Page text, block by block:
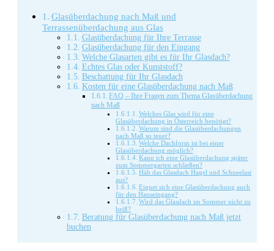
Glasüberdachung nach Maß und
Terrassenüberdachung aus Glas
Glasüberdachung für Ihre Terrasse
Glasüberdachung für den Eingang
Welche Glasarten gibt es für Ihr Glasdach?
Echtes Glas oder Kunststoff?
Beschattung für Ihr Glasdach
Kosten für eine Glasüberdachung nach Maß
FAQ – Ihre Fragen zum Thema Glasüberdachung
nach Maß
Welches Glas wird für eine
Glasüberdachung in Österreich benötigt?
Warum sind die Glasüberdachungen
nach Maß so teuer?
Welche Dachform ist bei einer
Glasüberdachung möglich?
Kann ich eine Glasüberdachung später
zum Sommergarten schließen?
Hält das Glasdach Hagel und Schneelast
aus?
Eignet sich eine Glasüberdachung auch
für den Hauseingang?
Wird das Glasdach im Sommer nicht zu
heiß?
Beratung für Glasüberdachung nach Maß jetzt
buchen